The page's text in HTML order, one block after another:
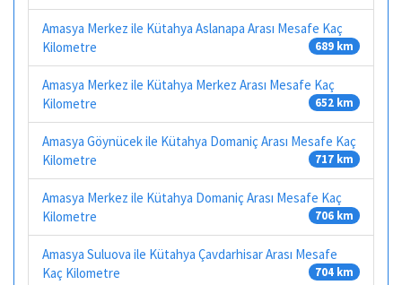
Amasya Merkez ile Kütahya Aslanapa Arası Mesafe Kaç
Kilometre
689 km
Amasya Merkez ile Kütahya Merkez Arası Mesafe Kaç
Kilometre
652 km
Amasya Göynücek ile Kütahya Domaniç Arası Mesafe Kaç
Kilometre
717 km
Amasya Merkez ile Kütahya Domaniç Arası Mesafe Kaç
Kilometre
706 km
Amasya Suluova ile Kütahya Çavdarhisar Arası Mesafe
Kaç Kilometre
704 km